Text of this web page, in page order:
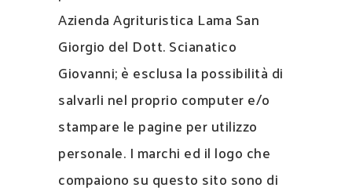
Azienda Agrituristica Lama San
Giorgio del Dott. Scianatico
Giovanni; è esclusa la possibilità di
salvarli nel proprio computer e/o
stampare le pagine per utilizzo
personale. I marchi ed il logo che
compaiono su questo sito sono di